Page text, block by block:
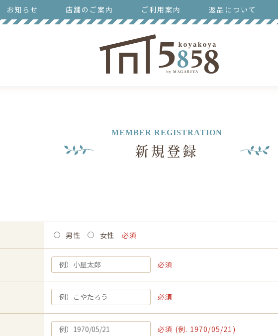
お知らせ 店舗のご案内 ご利用案内 返品について
MEMBER REGISTRATION
新規登録
男性 女性 必須
必須
必須
必須 (例. 1970/05/21)